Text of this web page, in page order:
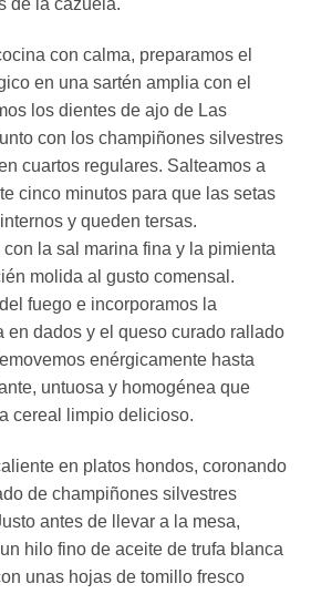
de la cazuela.
con calma, preparamos el
en una sartén amplia con el
los dientes de ajo de Las
con los champiñones silvestres
cuartos regulares. Salteamos a
cinco minutos para que las setas
y queden tersas.
la sal marina fina y la pimienta
molida al gusto comensal.
fuego e incorporamos la
en dados y el queso curado rallado
enérgicamente hasta
untuosa y homogénea que
cereal limpio delicioso.
en platos hondos, coronando
de champiñones silvestres
antes de llevar a la mesa,
hilo fino de aceite de trufa blanca
unas hojas de tomillo fresco